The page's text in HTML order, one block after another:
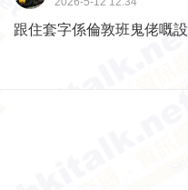
跟住套字係倫敦班鬼佬嘅